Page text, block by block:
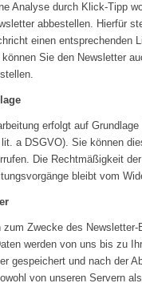
Analyse durch Klick-Tipp
abbestellen. Hierfür
einen entsprechenden
können Sie den Newsletter
erfolgt auf
a DSGVO). Sie können
Die Rechtmäßigkeit
bleibt vom
zum Zwecke des Newsletter-
werden von uns bis zu
gespeichert und nach der
von unseren Servern